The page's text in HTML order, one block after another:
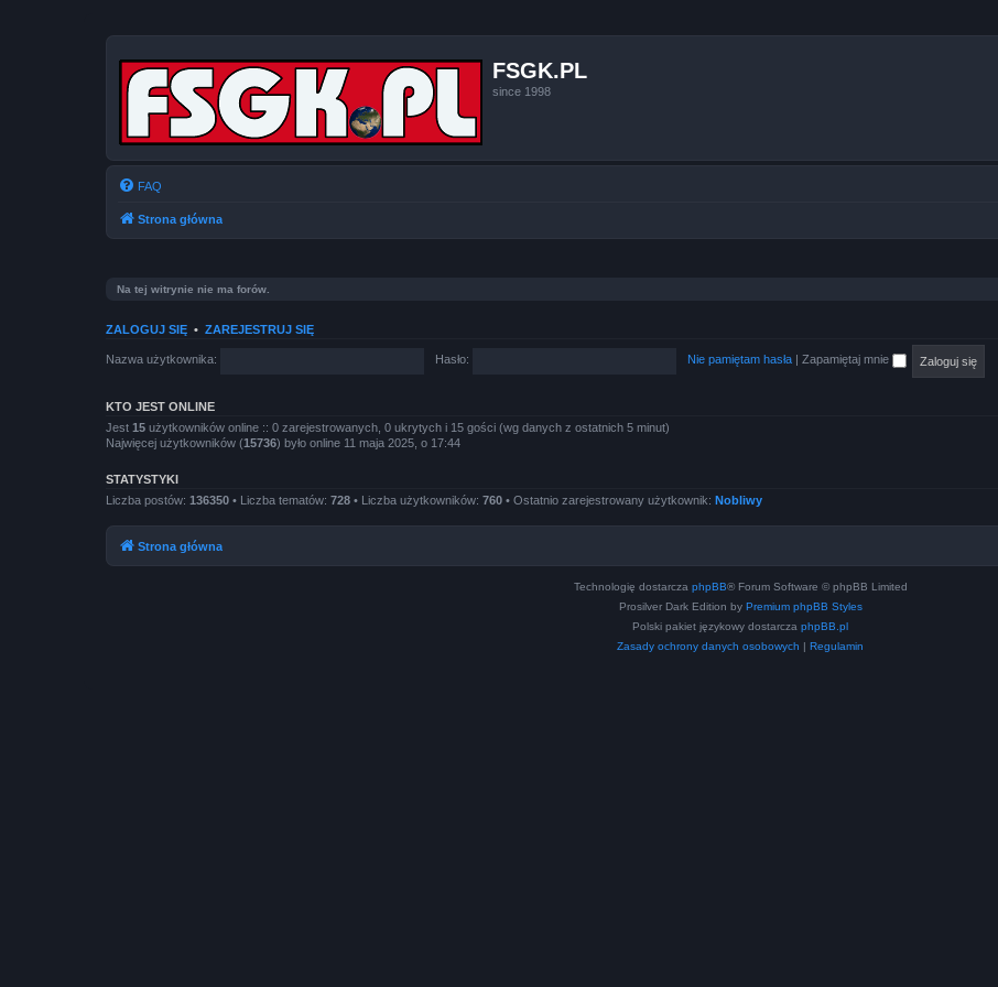
FSGK.PL
since 1998
FAQ
Strona główna
Na tej witrynie nie ma forów.
ZALOGUJ SIĘ • ZAREJESTRUJ SIĘ
Nazwa użytkownika: Hasło: Nie pamiętam hasła Zapamiętaj mnie
KTO JEST ONLINE
Jest 15 użytkowników online :: 0 zarejestrowanych, 0 ukrytych i 15 gości (wg danych z ostatnich 5 minut)
Najwięcej użytkowników (15736) było online 11 maja 2025, o 17:44
STATYSTYKI
Liczba postów: 136350 • Liczba tematów: 728 • Liczba użytkowników: 760 • Ostatnio zarejestrowany użytkownik: Nobliwy
Strona główna
Technologię dostarcza phpBB® Forum Software © phpBB Limited
Prosilver Dark Edition by Premium phpBB Styles
Polski pakiet językowy dostarcza phpBB.pl
Zasady ochrony danych osobowych | Regulamin